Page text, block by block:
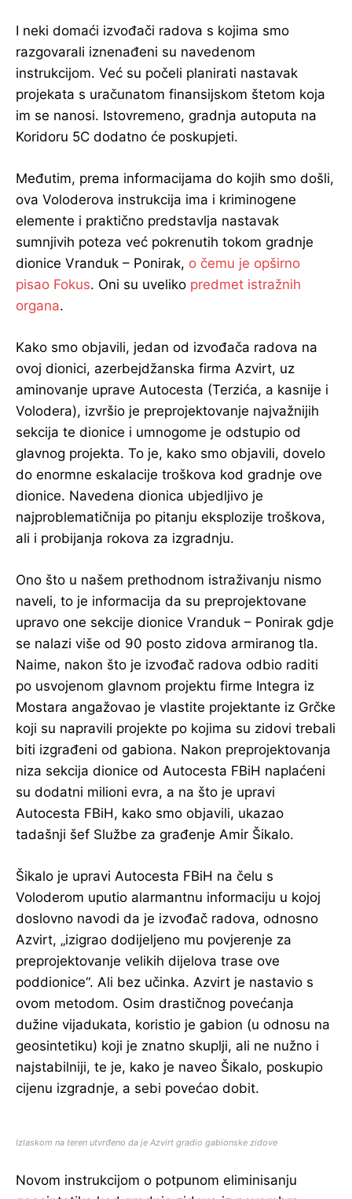
I neki domaći izvođači radova s kojima smo
razgovarali iznenađeni su navedenom
instrukcijom. Već su počeli planirati nastavak
projekata s uračunatom finansijskom štetom koja
im se nanosi. Istovremeno, gradnja autoputa na
Koridoru 5C dodatno će poskupjeti.
Međutim, prema informacijama do kojih smo došli,
ova Voloderova instrukcija ima i kriminogene
elemente i praktično predstavlja nastavak
sumnjivih poteza već pokrenutih tokom gradnje
dionice Vranduk – Ponirak, o čemu je opširno
pisao Fokus. Oni su uveliko predmet istražnih
organa.
Kako smo objavili, jedan od izvođača radova na
ovoj dionici, azerbejdžanska firma Azvirt, uz
aminovanje uprave Autocesta (Terzića, a kasnije i
Volodera), izvršio je preprojektovanje najvažnijih
sekcija te dionice i umnogome je odstupio od
glavnog projekta. To je, kako smo objavili, dovelo
do enormne eskalacije troškova kod gradnje ove
dionice. Navedena dionica ubjedljivo je
najproblematičnija po pitanju eksplozije troškova,
ali i probijanja rokova za izgradnju.
Ono što u našem prethodnom istraživanju nismo
naveli, to je informacija da su preprojektovane
upravo one sekcije dionice Vranduk – Ponirak gdje
se nalazi više od 90 posto zidova armiranog tla.
Naime, nakon što je izvođač radova odbio raditi
po usvojenom glavnom projektu firme Integra iz
Mostara angažovao je vlastite projektante iz Grčke
koji su napravili projekte po kojima su zidovi trebali
biti izgrađeni od gabiona. Nakon preprojektovanja
niza sekcija dionice od Autocesta FBiH naplaćeni
su dodatni milioni evra, a na što je upravi
Autocesta FBiH, kako smo objavili, ukazao
tadašnji šef Službe za građenje Amir Šikalo.
Šikalo je upravi Autocesta FBiH na čelu s
Voloderom uputio alarmantnu informaciju u kojoj
doslovno navodi da je izvođač radova, odnosno
Azvirt, „izigrao dodijeljeno mu povjerenje za
preprojektovanje velikih dijelova trase ove
poddionice“. Ali bez učinka. Azvirt je nastavio s
ovom metodom. Osim drastičnog povećanja
dužine vijadukata, koristio je gabion (u odnosu na
geosintetiku) koji je znatno skuplji, ali ne nužno i
najstabilniji, te je, kako je naveo Šikalo, poskupio
cijenu izgradnje, a sebi povećao dobit.
Izlaskom na teren utvrđeno da je Azvirt gradio gabionske zidove
Novom instrukcijom o potpunom eliminisanju